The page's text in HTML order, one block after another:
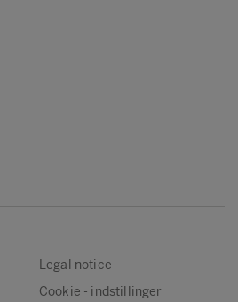
Legal notice
Cookie - indstillinger